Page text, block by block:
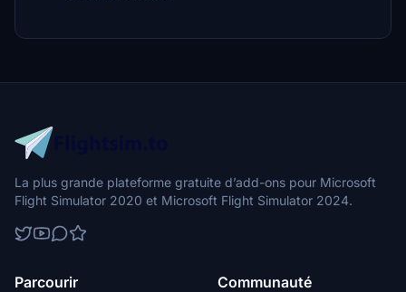
La plus grande plateforme gratuite d’add-ons pour Microsoft
Flight Simulator 2020 et Microsoft Flight Simulator 2024.
Parcourir Communauté